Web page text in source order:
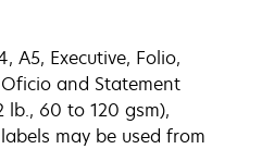
A5, Executive, Folio,
and Statement
lb., 60 to 120 gsm),
may be used from